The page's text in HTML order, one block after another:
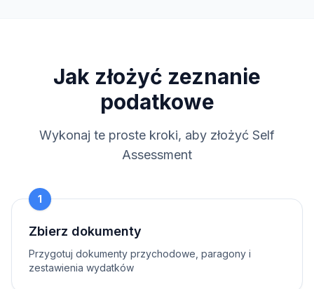
Jak złożyć zeznanie
podatkowe
Wykonaj te proste kroki, aby złożyć Self
Assessment
1
Zbierz dokumenty
Przygotuj dokumenty przychodowe, paragony i
zestawienia wydatków